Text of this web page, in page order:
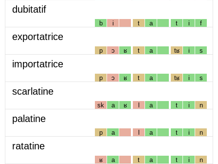
dubitatif
b i t a t i f
exportatrice
p ɔ ʁ t a tʁ i s
importatrice
p ɔ ʁ t a tʁ i s
scarlatine
sk a ʁ l a t i n
palatine
p a l a t i n
ratatine
ʁ a t a t i n